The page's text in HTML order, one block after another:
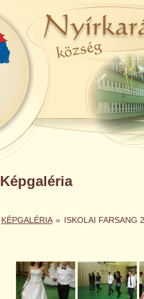
Képgaléria
KÉPGALÉRIA » ISKOLAI FARSANG